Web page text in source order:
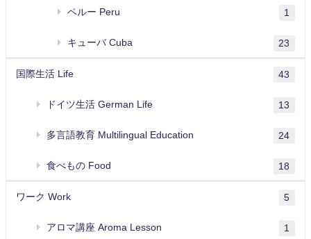
ペルー Peru 1
キューバ Cuba 23
国際生活 Life 43
ドイツ生活 German Life 13
多言語教育 Multilingual Education 24
食べもの Food 18
ワーク Work 5
アロマ講座 Aroma Lesson 1